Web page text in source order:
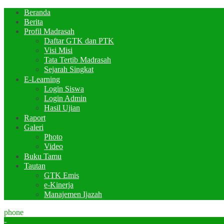
Beranda
Berita
Profil Madrasah
Daftar GTK dan PTK
Visi Misi
Tata Tertib Madrasah
Sejarah Singkat
E-Learning
Login Siswa
Login Admin
Hasil Ujian
Raport
Galeri
Photo
Video
Buku Tamu
Tautan
GTK Emis
e-Kinerja
Manajemen Ijazah
phone
-